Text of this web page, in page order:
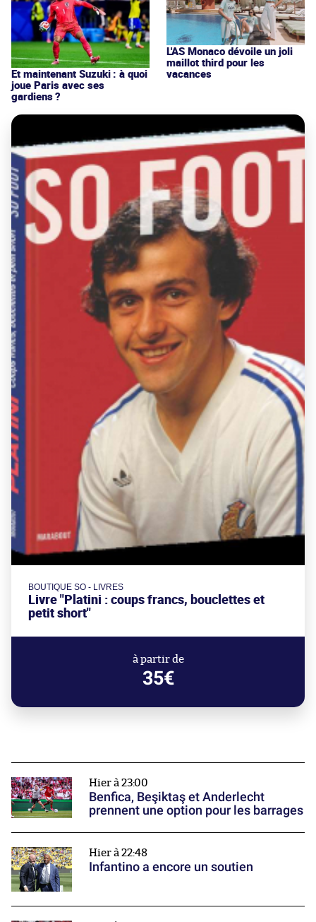
Et maintenant Suzuki : à quoi
joue Paris avec ses
gardiens ?
L'AS Monaco dévoile un joli
maillot third pour les
vacances
BOUTIQUE SO - LIVRES
Livre "Platini : coups francs, bouclettes et
petit short"
à partir de
35€
Hier à 23:00
Benfica, Beşiktaş et Anderlecht
prennent une option pour les barrages
Hier à 22:48
Infantino a encore un soutien